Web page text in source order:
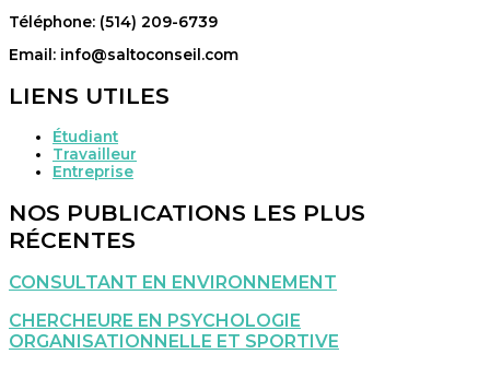
Téléphone: (514) 209-6739
Email: info@saltoconseil.com
LIENS UTILES
Étudiant
Travailleur
Entreprise
NOS PUBLICATIONS LES PLUS
RÉCENTES
CONSULTANT EN ENVIRONNEMENT
CHERCHEURE EN PSYCHOLOGIE
ORGANISATIONNELLE ET SPORTIVE